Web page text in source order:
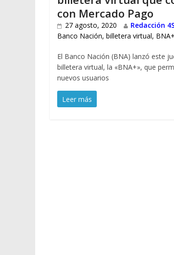
con Mercado Pago
27 agosto, 2020
Redacción
Banco Nación, billetera virtual,
El Banco Nación (BNA) lanzó este
billetera virtual, la «BNA+», que
nuevos usuarios
Leer más